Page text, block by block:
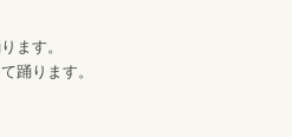
ます。
踊ります。